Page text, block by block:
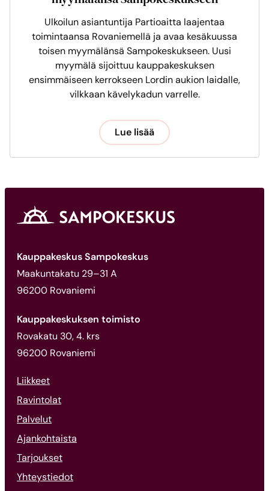
Ulkoilun asiantuntija Partioaitta laajentaa
toimintaansa Rovaniemellä ja avaa kesäkuussa
toisen myymälänsä Sampokeskukseen. Uusi
myymälä sijoittuu kauppakeskuksen
ensimmäiseen kerrokseen Lordin aukion laidalle,
vilkkaan kävelykadun varrelle.
Lue lisää
Kauppakeskus Sampokeskus
Maakuntakatu 29–31 A
96200 Rovaniemi
Kauppakeskuksen toimisto
Rovakatu 30, 4. krs
96200 Rovaniemi
Liikkeet
Ravintolat
Palvelut
Ajankohtaista
Tarjoukset
Yhteystiedot